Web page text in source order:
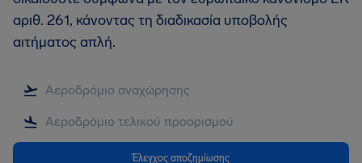
αριθ. 261, κάνοντας τη διαδικασία υποβολής
αιτήματος απλή.
Έλεγχος αποζημίωσης